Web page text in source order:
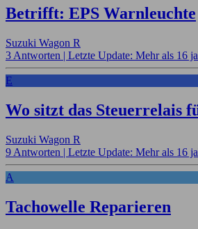
Betrifft: EPS Warnleuchte
Suzuki Wagon R
3 Antworten | Letzte Update: Mehr als 16
E
Wo sitzt das Steuerrelais
Suzuki Wagon R
9 Antworten | Letzte Update: Mehr als 16
A
Tachowelle Reparieren